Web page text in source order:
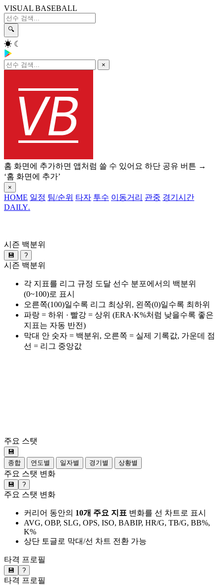
VISUAL BASEBALL
🔍
☀ ☾
×
홈 화면에 추가하면 앱처럼 쓸 수 있어요 하단 공유 버튼 →
‘홈 화면에 추가’
×
HOME 일정 팀/순위 타자 투수 이동거리 관중 경기시간
DAILY.
시즌 백분위
💾 ?
시즌 백분위
각 지표를 리그 규정 도달 선수 분포에서의 백분위
(0~100)로 표시
오른쪽(100)일수록 리그 최상위, 왼쪽(0)일수록 최하위
파랑 = 하위 · 빨강 = 상위 (ERA·K%처럼 낮을수록 좋은
지표는 자동 반전)
막대 안 숫자 = 백분위, 오른쪽 = 실제 기록값, 가운데 점
선 = 리그 중앙값
주요 스탯
💾
종합
연도별 일자별 경기별 상황별
주요 스탯 변화
💾 ?
주요 스탯 변화
커리어 동안의 10개 주요 지표 변화를 선 차트로 표시
AVG, OBP, SLG, OPS, ISO, BABIP, HR/G, TB/G, BB%,
K%
상단 토글로 막대/선 차트 전환 가능
타격 프로필
💾 ?
타격 프로필